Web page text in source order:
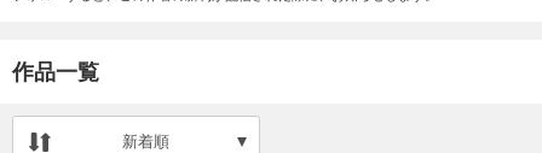
作品一覧
新着順